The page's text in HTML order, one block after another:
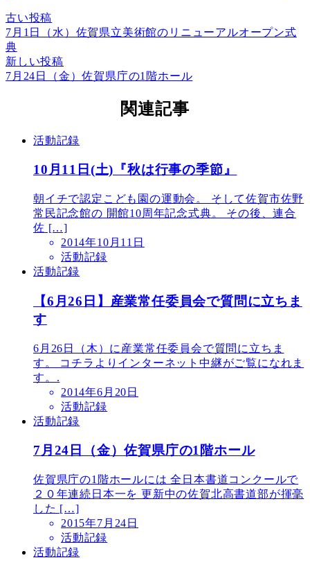
古い投稿
7月1日（水）佐賀県立美術館のリニューアルオープン式
典
新しい投稿
7月24日（金）佐賀県庁の1階ホール
関連記事
活動記録
10月11日(土)『秋は行事の季節』
朝イチで認定こども園の運動会。 そして佐賀市佐野
常民記念館の 開館10周年記念式典。 その後、連合
佐 […]
2014年10月11日
活動記録
活動記録
【6月26日】産業常任委員会で質問に立ちま
す
6月26日（木）に産業常任委員会で質問に立ちま
す。 コチラよりインターネット中継がご覧になれま
す。.
2014年6月20日
活動記録
活動記録
7月24日（金）佐賀県庁の1階ホール
佐賀県庁の1階ホールには 全日本書道コンクールで
２０年連続日本一を 更新中の佐賀北高書道部が揮毫
した […]
2015年7月24日
活動記録
活動記録